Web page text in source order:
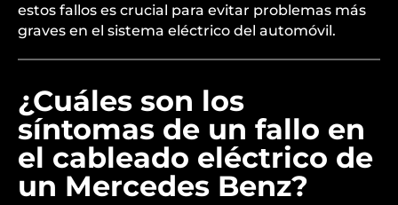
estos fallos es crucial para evitar problemas más
graves en el sistema eléctrico del automóvil.
¿Cuáles son los
síntomas de un fallo en
el cableado eléctrico de
un Mercedes Benz?